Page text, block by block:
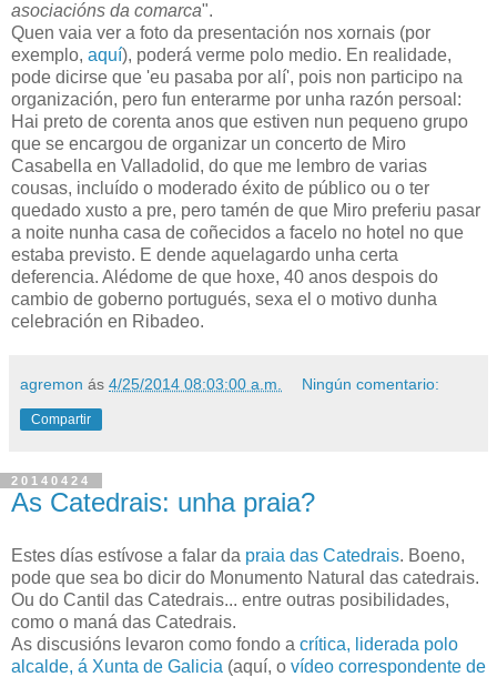
asociacións da comarca".
Quen vaia ver a foto da presentación nos xornais (por
exemplo, aquí), poderá verme polo medio. En realidade,
pode dicirse que 'eu pasaba por alí', pois non participo na
organización, pero fun enterarme por unha razón persoal:
Hai preto de corenta anos que estiven nun pequeno grupo
que se encargou de organizar un concerto de Miro
Casabella en Valladolid, do que me lembro de varias
cousas, incluído o moderado éxito de público ou o ter
quedado xusto a pre, pero tamén de que Miro preferiu pasar
a noite nunha casa de coñecidos a facelo no hotel no que
estaba previsto. E dende aquelagardo unha certa
deferencia. Alédome de que hoxe, 40 anos despois do
cambio de goberno portugués, sexa el o motivo dunha
celebración en Ribadeo.
agremon ás 4/25/2014 08:03:00 a.m. Ningún comentario:
Compartir
20140424
As Catedrais: unha praia?
Estes días estívose a falar da praia das Catedrais. Boeno,
pode que sea bo dicir do Monumento Natural das catedrais.
Ou do Cantil das Catedrais... entre outras posibilidades,
como o maná das Catedrais.
As discusións levaron como fondo a crítica, liderada polo
alcalde, á Xunta de Galicia (aquí, o vídeo correspondente de